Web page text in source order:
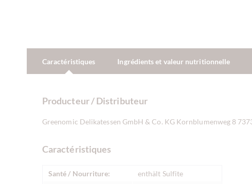
Caractéristiques Ingrédients et valeur nutritionnelle
Producteur / Distributeur
Greenomic Delikatessen GmbH & Co. KG Kornblumenweg 8
Caractéristiques
Santé / Nourriture: enthält Sulfite